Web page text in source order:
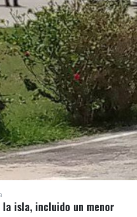
la isla, incluido un menor